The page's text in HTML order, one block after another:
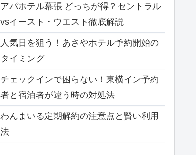
アパホテル幕張 どっちが得？セントラル
vsイースト・ウエスト徹底解説
人気日を狙う！あさやホテル予約開始の
タイミング
チェックインで困らない！東横イン予約
者と宿泊者が違う時の対処法
わんまいる定期解約の注意点と賢い利用
法